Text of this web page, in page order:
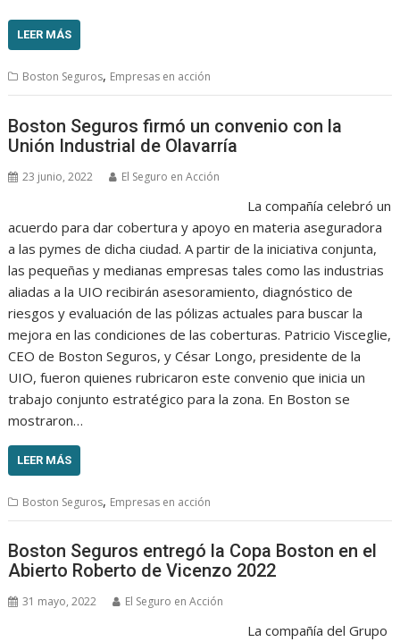
LEER MÁS
Boston Seguros, Empresas en acción
Boston Seguros firmó un convenio con la
Unión Industrial de Olavarría
23 junio, 2022 El Seguro en Acción
La compañía celebró un
acuerdo para dar cobertura y apoyo en materia aseguradora
a las pymes de dicha ciudad. A partir de la iniciativa conjunta,
las pequeñas y medianas empresas tales como las industrias
aliadas a la UIO recibirán asesoramiento, diagnóstico de
riesgos y evaluación de las pólizas actuales para buscar la
mejora en las condiciones de las coberturas. Patricio Visceglie,
CEO de Boston Seguros, y César Longo, presidente de la
UIO, fueron quienes rubricaron este convenio que inicia un
trabajo conjunto estratégico para la zona. En Boston se
mostraron…
LEER MÁS
Boston Seguros, Empresas en acción
Boston Seguros entregó la Copa Boston en el
Abierto Roberto de Vicenzo 2022
31 mayo, 2022 El Seguro en Acción
La compañía del Grupo